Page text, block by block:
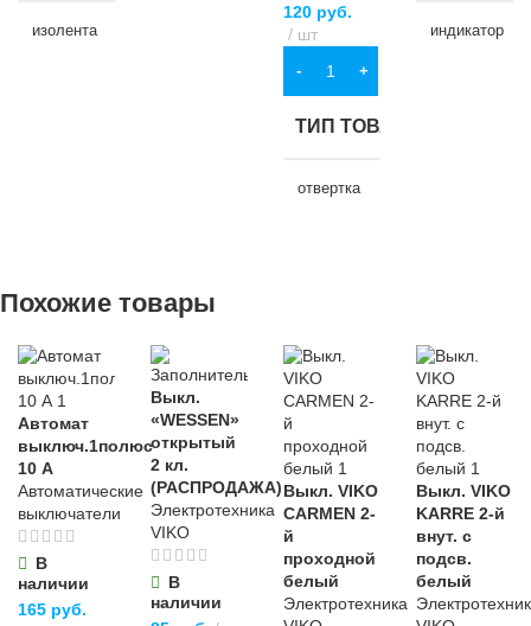
изолента
МАТЕРИАЛ
ПВХ
ДЛИНА 20 м
ШИРИНА
НАЗНАЧЕНИЕ
ДЛИНА 11 м
ШИРИНА
19 мм
120 руб.
шт
В КОРЗИНУ
ТИП ТОВАРА
отвертка
БРЕНД Sparta
МАТЕРИАЛ
хромованадиевая
сталь (CrV)
индикатор
металл
Похожие товары
Автомат
выключ.1полюс
10 А
Автоматические
выключатели
В
наличии
165 руб.
Выкл.
«WESSEN»
открытый
2 кл.
(РАСПРОДАЖА)
Электротехника
VIKO
В
наличии
Выкл. VIKO
CARMEN 2-
й
проходной
белый
Электротехника
Выкл. VIKO
KARRE 2-й
внут. с
подсв.
белый